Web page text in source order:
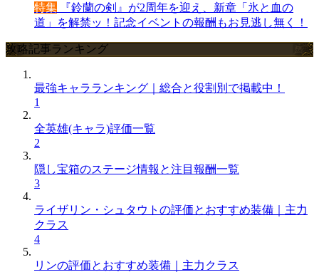
特集 『鈴蘭の剣』が2周年を迎え、新章「氷と血の
道」を解禁ッ！記念イベントの報酬もお見逃し無く！
攻略記事ランキング
最強キャラランキング｜総合と役割別で掲載中！
1
全英雄(キャラ)評価一覧
2
隠し宝箱のステージ情報と注目報酬一覧
3
ライザリン・シュタウトの評価とおすすめ装備｜主力
クラス
4
リンの評価とおすすめ装備｜主力クラス